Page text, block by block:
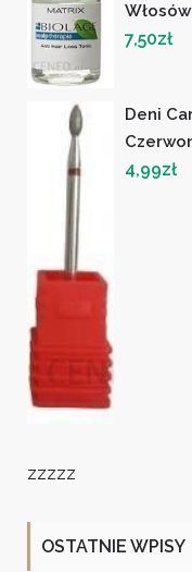
7,50zł
Deni
4,99zł
zzzzz
OSTATNIE WPISY